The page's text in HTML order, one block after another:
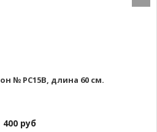
№ РС15B, длина 60 см.
400 руб